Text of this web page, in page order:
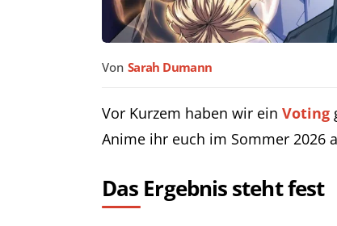
Von Sarah Dumann
Vor Kurzem haben wir ein Voting
Anime ihr euch im Sommer 2026
Das Ergebnis steht fest